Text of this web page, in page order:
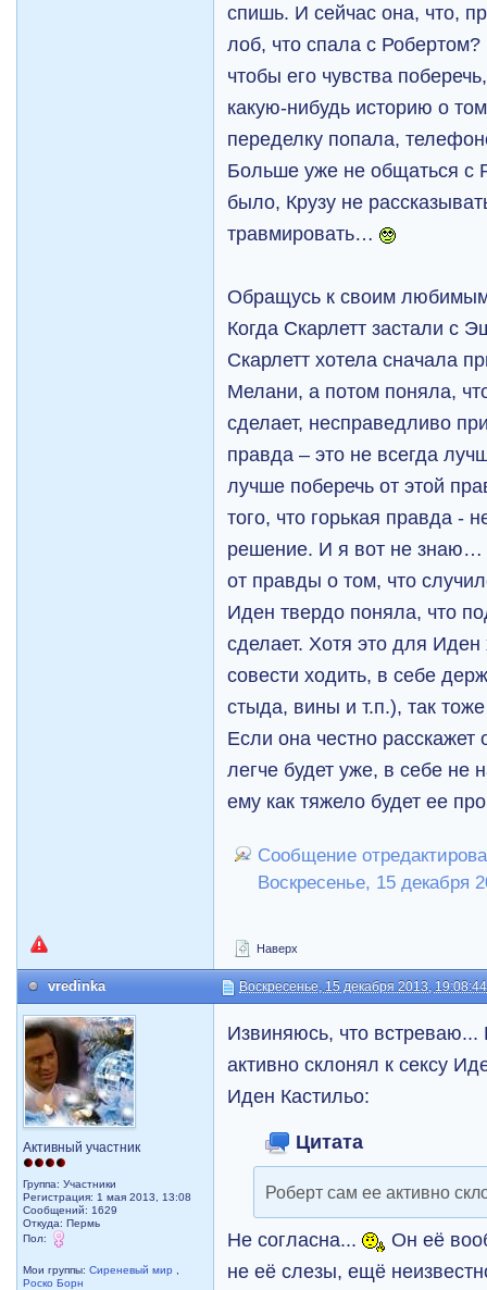
спишь. И сейчас она, что,
лоб, что спала с
чтобы его чувства
какую-нибудь историю о
переделку попала,
Больше уже не общаться с
было, Крузу не
травмировать…
Обращусь к своим
Когда Скарлетт застали с
Скарлетт хотела сначала
Мелани, а потом поняла,
сделает, несправедливо
правда – это не всегда
лучше поберечь от этой
того, что горькая правда -
решение. И я вот не знаю…
от правды о том, что
Иден твердо поняла, что
сделает. Хотя это для
совести ходить, в себе
стыда, вины и т.п.), так
Если она честно расскажет
легче будет уже, в себе не
ему как тяжело будет ее
Сообщение
Воскресенье, 15 декабря
Наверх
vredinka Воскресенье, 15 декабря 2013, 19:08:44
Активный участник
Группа: Участники
Регистрация: 1 мая 2013, 13:08
Сообщений: 1629
Откуда: Пермь
Пол:
Мои группы:Сиреневый мир
Роско Борн
Извиняюсь, что
активно склонял к сексу
Иден Кастильо:
Цитата
Роберт сам ее активно
Не согласна...
Он её
не её слезы, ещё